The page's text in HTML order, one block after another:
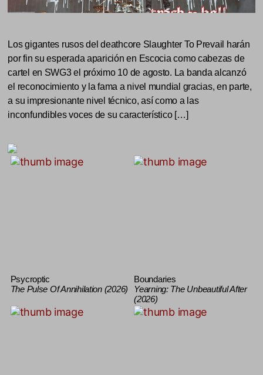
Los gigantes rusos del deathcore Slaughter To Prevail harán
por fin su esperada aparición en Escocia como cabezas de
cartel en SWG3 el próximo 10 de agosto. La banda alcanzó
el reconocimiento y la fama a nivel mundial gracias, en parte,
a su impresionante nivel técnico, así como a las
inconfundibles voces de su característico […]
Psycroptic
The Pulse Of Annihilation (2026)
Boundaries
Yearning: The Unbeautiful After
(2026)